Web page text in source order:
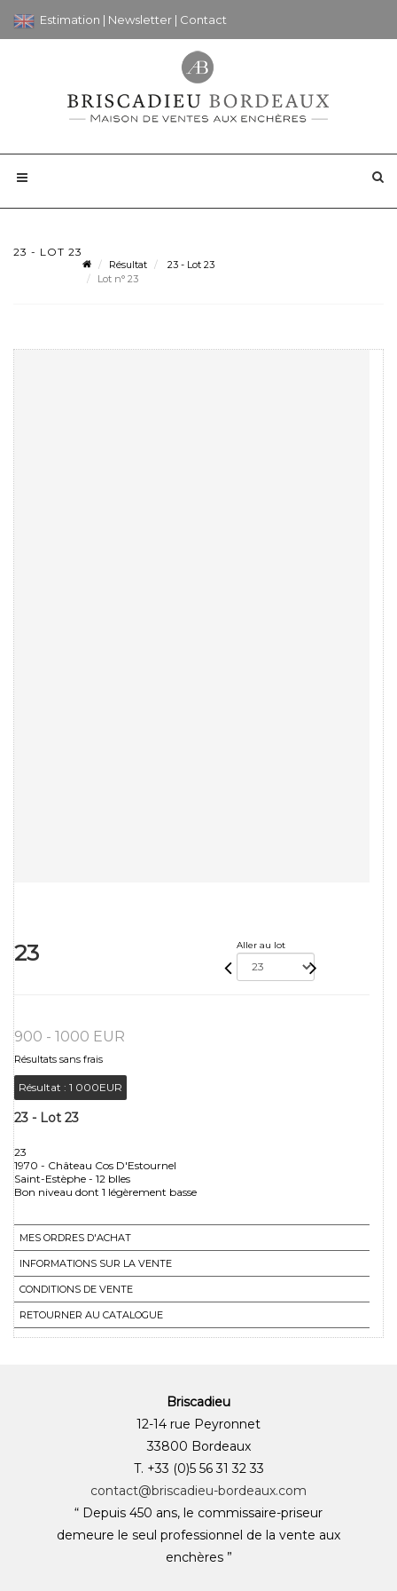
Estimation | Newsletter | Contact
23 - LOT 23
Résultat
23 - Lot 23
Lot n° 23
23 Aller au lot
900 - 1000 EUR
Résultats sans frais
Résultat : 1 000EUR
23 - Lot 23
23
1970 - Château Cos D'Estournel
Saint-Estèphe - 12 blles
Bon niveau dont 1 légèrement basse
MES ORDRES D'ACHAT
INFORMATIONS SUR LA VENTE
CONDITIONS DE VENTE
RETOURNER AU CATALOGUE
Briscadieu
12-14 rue Peyronnet
33800 Bordeaux
T. +33 (0)5 56 31 32 33
contact@briscadieu-bordeaux.com
“ Depuis 450 ans, le commissaire-priseur
demeure le seul professionnel de la vente aux
enchères ”